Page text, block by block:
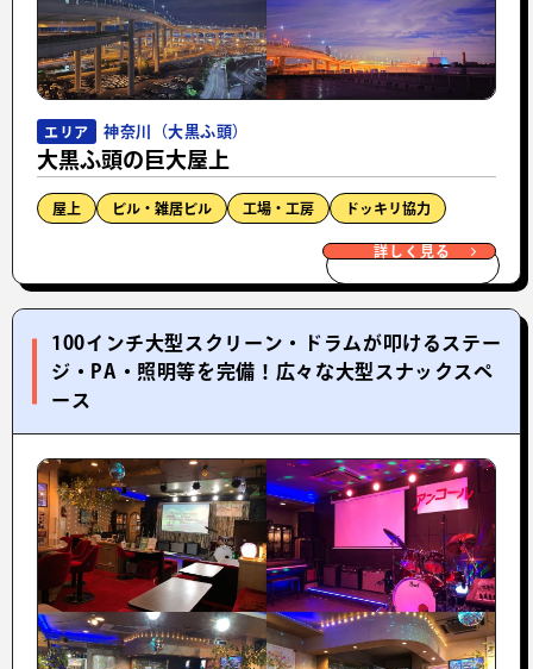
エリア 神奈川（大黒ふ頭）
大黒ふ頭の巨大屋上
屋上 ビル・雑居ビル 工場・工房 ドッキリ協力
詳しく見る
100インチ大型スクリーン・ドラムが叩けるステー
ジ・PA・照明等を完備！広々な大型スナックスペ
ース